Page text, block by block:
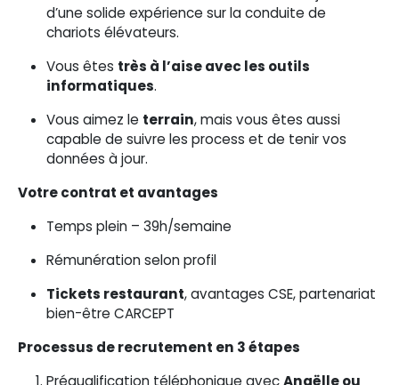
d’une solide expérience sur la conduite de
chariots élévateurs.
Vous êtes très à l’aise avec les outils
informatiques.
Vous aimez le terrain, mais vous êtes aussi
capable de suivre les process et de tenir vos
données à jour.
Votre contrat et avantages
Temps plein – 39h/semaine
Rémunération selon profil
Tickets restaurant, avantages CSE, partenariat
bien-être CARCEPT
Processus de recrutement en 3 étapes
Préqualification téléphonique avecAnaëlle ou